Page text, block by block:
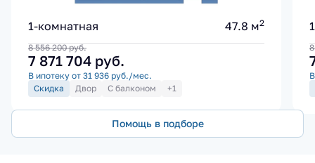
1-комнатная 47.8 м2
8 556 200руб.
7 871 704 руб.
В ипотеку от 31 936 руб./мес.
Скидка
Двор С балконом +1
Помощь в подборе